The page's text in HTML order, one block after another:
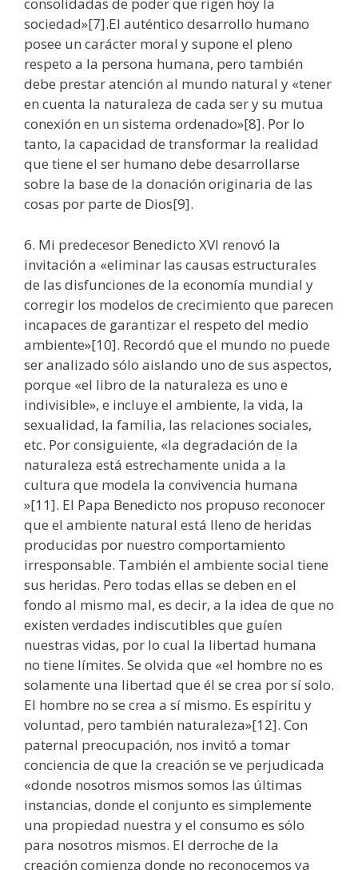
consolidadas de poder que rigen hoy la
sociedad»[7].El auténtico desarrollo humano
posee un carácter moral y supone el pleno
respeto a la persona humana, pero también
debe prestar atención al mundo natural y «tener
en cuenta la naturaleza de cada ser y su mutua
conexión en un sistema ordenado»[8]. Por lo
tanto, la capacidad de transformar la realidad
que tiene el ser humano debe desarrollarse
sobre la base de la donación originaria de las
cosas por parte de Dios[9].
6. Mi predecesor Benedicto XVI renovó la
invitación a «eliminar las causas estructurales
de las disfunciones de la economía mundial y
corregir los modelos de crecimiento que parecen
incapaces de garantizar el respeto del medio
ambiente»[10]. Recordó que el mundo no puede
ser analizado sólo aislando uno de sus aspectos,
porque «el libro de la naturaleza es uno e
indivisible», e incluye el ambiente, la vida, la
sexualidad, la familia, las relaciones sociales,
etc. Por consiguiente, «la degradación de la
naturaleza está estrechamente unida a la
cultura que modela la convivencia humana
»[11]. El Papa Benedicto nos propuso reconocer
que el ambiente natural está lleno de heridas
producidas por nuestro comportamiento
irresponsable. También el ambiente social tiene
sus heridas. Pero todas ellas se deben en el
fondo al mismo mal, es decir, a la idea de que no
existen verdades indiscutibles que guíen
nuestras vidas, por lo cual la libertad humana
no tiene límites. Se olvida que «el hombre no es
solamente una libertad que él se crea por sí solo.
El hombre no se crea a sí mismo. Es espíritu y
voluntad, pero también naturaleza»[12]. Con
paternal preocupación, nos invitó a tomar
conciencia de que la creación se ve perjudicada
«donde nosotros mismos somos las últimas
instancias, donde el conjunto es simplemente
una propiedad nuestra y el consumo es sólo
para nosotros mismos. El derroche de la
creación comienza donde no reconocemos ya